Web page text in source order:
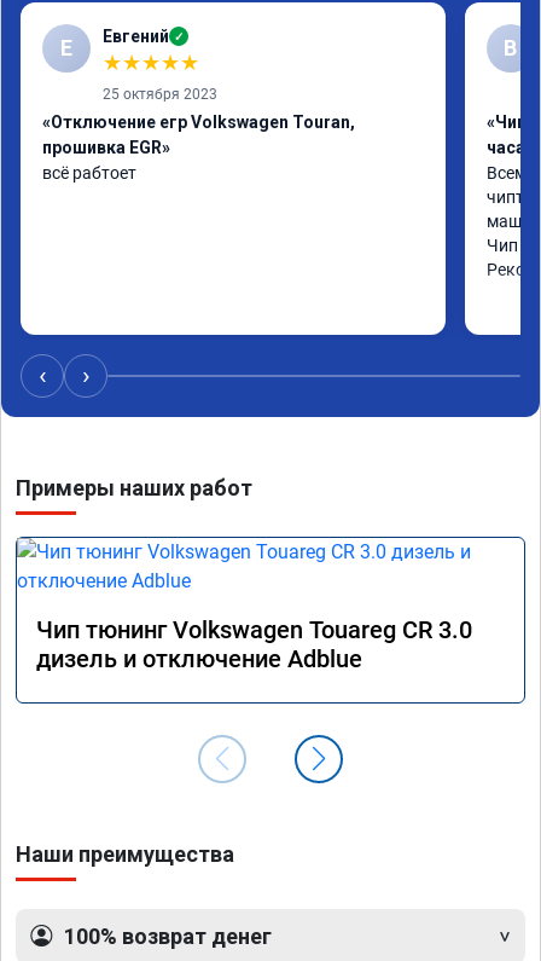
Е Евгений ✓
★★★★★
25 октября 2023
«Отключение егр Volkswagen Touran,
прошивка EGR»
всё рабтоет
В
«Чип
часа»
Всем
Чип
‹ ›
Примеры наших работ
Чип тюнинг Volkswagen Touareg CR 3.0
дизель и отключение Adblue
Наши преимущества
100% возврат денег